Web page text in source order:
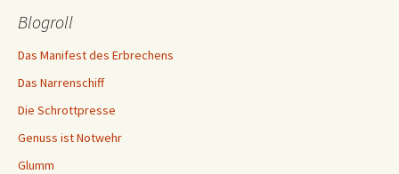
Blogroll
Das Manifest des Erbrechens
Das Narrenschiff
Die Schrottpresse
Genuss ist Notwehr
Glumm